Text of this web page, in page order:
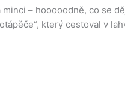
minci – hooooodně, co se
který cestoval v